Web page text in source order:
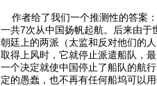
作者给了我们一个推测性的答案
一共7次从中国扬帆起航。后来由
朝廷上的两派（太监和反对他们的
取得上风时，它就停止派遣船队，
一个决定就使中国停止了船队的航
定的愚蠢，也不再有任何船坞可以